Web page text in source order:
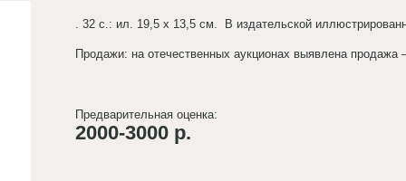
. 32 с.: ил. 19,5 х 13,5 см. В издательской
Продажи: на отечественных аукционах выявлена продажа
Предварительная оценка:
2000-3000 р.